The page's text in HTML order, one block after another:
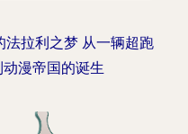
法拉利之梦 从一辆超跑
动漫帝国的诞生